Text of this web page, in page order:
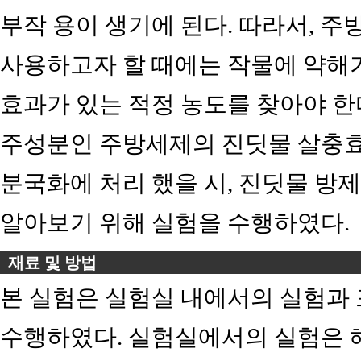
부작 용이 생기에 된다. 따라서, 주
사용하고자 할 때에는 작물에 약
효과가 있는 적정 농도를 찾아야
주성분인 주방세제의 진딧물 살충
분국화에 처리 했을 시, 진딧물 방
알아보기 위해 실험을 수행하였다.
재료 및 방법
본 실험은 실험실 내에서의 실험
수행하였다. 실험실에서의 실험은